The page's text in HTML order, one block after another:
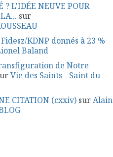
? L'IDÉE NEUVE POUR
sur
KDNP donnés à 23 %
Baland
de Notre
Vie des Saints - Saint du
CITATION (cxxiv)surAlain